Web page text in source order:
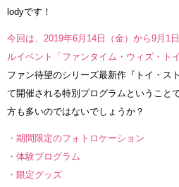
lodyです！
今回は、2019年6月14日（金）から9月1
ルイベント「ファンタイム・ウィズ・ト
ファン待望のシリーズ最新作『トイ・ス
て開催される特別プログラムということ
方も多いのではないでしょうか？
・期間限定のフォトロケーション
・体験プログラム
・限定グッズ